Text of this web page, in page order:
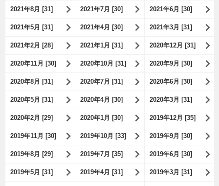
2021年8月 [31] 2021年7月 [30] 2021年6月 [30]
2021年5月 [31] 2021年4月 [30] 2021年3月 [31]
2021年2月 [28] 2021年1月 [31] 2020年12月 [31]
2020年11月 [30] 2020年10月 [31] 2020年9月 [30]
2020年8月 [31] 2020年7月 [31] 2020年6月 [30]
2020年5月 [31] 2020年4月 [30] 2020年3月 [31]
2020年2月 [29] 2020年1月 [30] 2019年12月 [35]
2019年11月 [30] 2019年10月 [33] 2019年9月 [30]
2019年8月 [29] 2019年7月 [35] 2019年6月 [30]
2019年5月 [31] 2019年4月 [31] 2019年3月 [31]